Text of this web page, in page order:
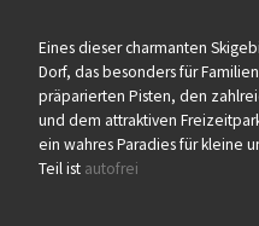
Eines dieser charmanten
Dorf, das besonders für
präparierten Pisten, den
und dem attraktiven
ein wahres Paradies für kleine
Teil ist autofrei